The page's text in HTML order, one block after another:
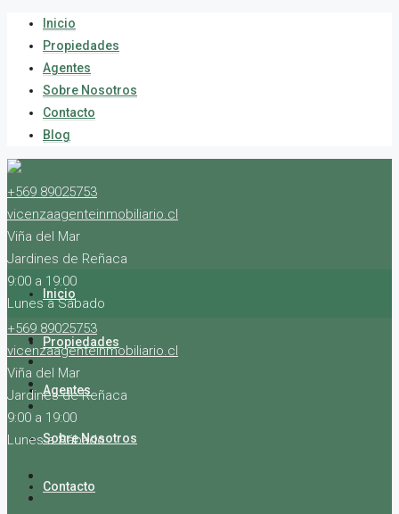
Inicio
Propiedades
Agentes
Sobre Nosotros
Contacto
Blog
+569 89025753
vicenzaagenteinmobiliario.cl
Viña del Mar
Jardines de Reñaca
9:00 a 19:00
Lunes a Sábado
Inicio
Propiedades
Agentes
Sobre Nosotros
Contacto
+569 89025753
vicenzaagenteinmobiliario.cl
Viña del Mar
Jardines de Reñaca
9:00 a 19:00
Lunes a Sábado